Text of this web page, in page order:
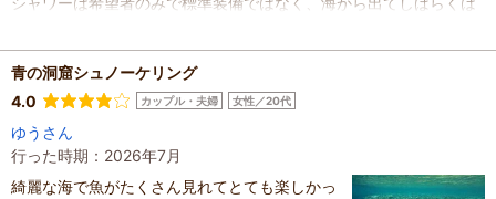
良いです。ホテルの送迎で手ぶらで行ける、水着で行って濡れたま
ま帰って来れる楽ちんアクティビティです。水分補給とトイレのタ
イミングを調整する必要があります。スタッフの皆さんはとても良
混雑具合：非常に混んでいた
滞在時間
： 1時間未満
家族の内訳：お子様、
青の洞窟シュノーケリング
4.0
カップル・夫婦 女性／20代
ゆうさん
行った時期：2026年7月
綺麗な海で魚がたくさん見れてとても楽しかっ